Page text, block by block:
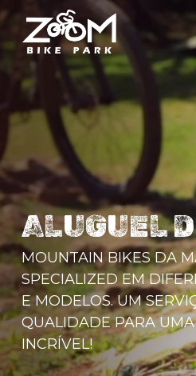
Skip
to
main
content
ALUGUEL
MOUNTAIN BIKES DA
SPECIALIZED EM
E MODELOS. UM
QUALIDADE PARA
INCRÍVEL!